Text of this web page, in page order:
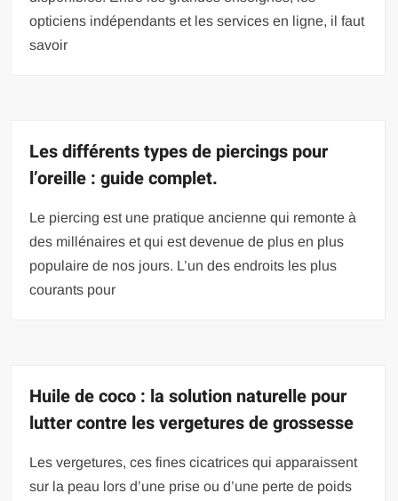
opticiens indépendants et les services en ligne, il faut
savoir
Les différents types de piercings pour
l’oreille : guide complet.
Le piercing est une pratique ancienne qui remonte à
des millénaires et qui est devenue de plus en plus
populaire de nos jours. L’un des endroits les plus
courants pour
Huile de coco : la solution naturelle pour
lutter contre les vergetures de grossesse
Les vergetures, ces fines cicatrices qui apparaissent
sur la peau lors d’une prise ou d’une perte de poids